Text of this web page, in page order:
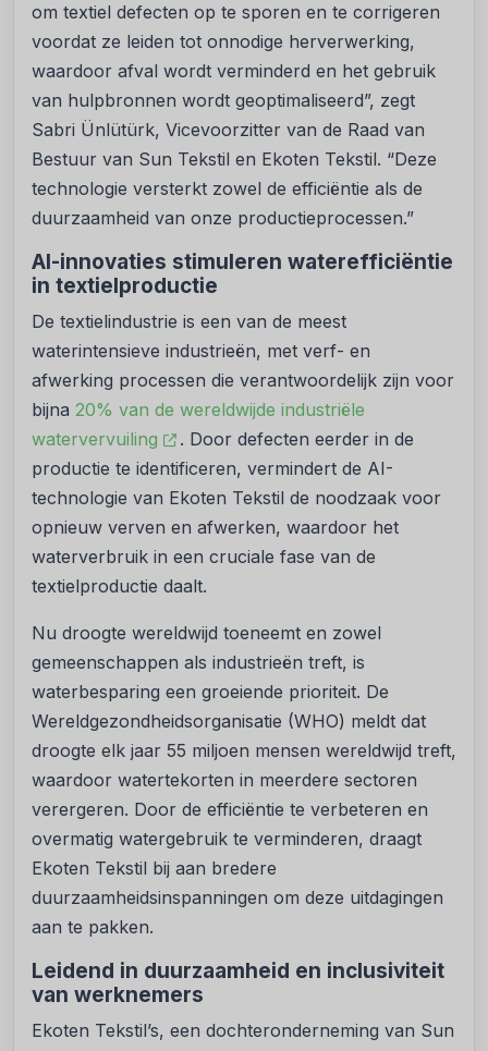
om textiel defecten op te sporen en te corrigeren
voordat ze leiden tot onnodige herverwerking,
waardoor afval wordt verminderd en het gebruik
van hulpbronnen wordt geoptimaliseerd”, zegt
Sabri Ünlütürk, Vicevoorzitter van de Raad van
Bestuur van Sun Tekstil en Ekoten Tekstil. “Deze
technologie versterkt zowel de efficiëntie als de
duurzaamheid van onze productieprocessen.”
AI-innovaties stimuleren waterefficiëntie
in textielproductie
De textielindustrie is een van de meest
waterintensieve industrieën, met verf- en
afwerking processen die verantwoordelijk zijn voor
bijna 20% van de wereldwijde industriële
watervervuiling
. Door defecten eerder in de
productie te identificeren, vermindert de AI-
technologie van Ekoten Tekstil de noodzaak voor
opnieuw verven en afwerken, waardoor het
waterverbruik in een cruciale fase van de
textielproductie daalt.
Nu droogte wereldwijd toeneemt en zowel
gemeenschappen als industrieën treft, is
waterbesparing een groeiende prioriteit. De
Wereldgezondheidsorganisatie (WHO) meldt dat
droogte elk jaar 55 miljoen mensen wereldwijd treft,
waardoor watertekorten in meerdere sectoren
verergeren. Door de efficiëntie te verbeteren en
overmatig watergebruik te verminderen, draagt
Ekoten Tekstil bij aan bredere
duurzaamheidsinspanningen om deze uitdagingen
aan te pakken.
Leidend in duurzaamheid en inclusiviteit
van werknemers
Ekoten Tekstil’s, een dochteronderneming van Sun